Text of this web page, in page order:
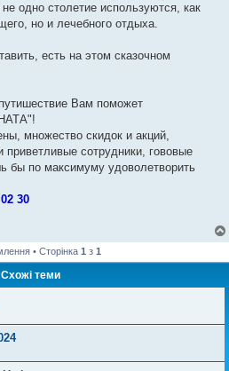
одно столетие используются, как
но и лечебного отдыха.
есть на этом сказочном
Вам поможет
множество скидок и акций,
приветливые сотрудники, гововые
бы по максимуму удоволетворить
30
• Сторінка 1 з 1
Схожі теми